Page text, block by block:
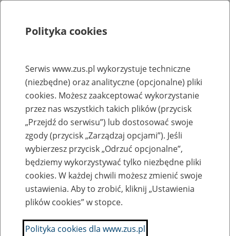
Rejestry, ewidencje i archiwa
Baza zlikwidowanych lub
przekształconych zakładów pracy
Nazwa zakładu pracy:
SZUKAJ
Polityka cookies
Serwis www.zus.pl wykorzystuje techniczne
(niezbędne) oraz analityczne (opcjonalne) pliki
cookies. Możesz zaakceptować wykorzystanie
przez nas wszystkich takich plików (przycisk
„Przejdź do serwisu”) lub dostosować swoje
zgody (przycisk „Zarządzaj opcjami”). Jeśli
wybierzesz przycisk „Odrzuć opcjonalne”,
będziemy wykorzystywać tylko niezbędne pliki
cookies. W każdej chwili możesz zmienić swoje
ustawienia. Aby to zrobić, kliknij „Ustawienia
plików cookies” w stopce.
Polityka cookies dla www.zus.pl